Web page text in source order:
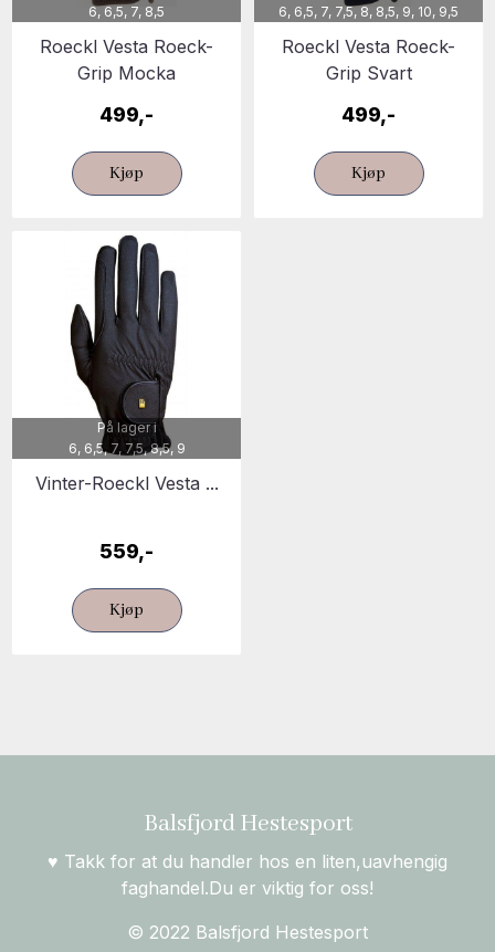
6, 6,5, 7, 8,5
Roeckl Vesta Roeck-
Grip Mocka
499,-
Kjøp
6, 6,5, 7, 7,5, 8, 8,5, 9, 10, 9,5
Roeckl Vesta Roeck-
Grip Svart
499,-
Kjøp
På lager i
6, 6,5, 7, 7,5, 8,5, 9
Vinter-Roeckl Vesta ...
559,-
Kjøp
Balsfjord Hestesport
♥ Takk for at du handler hos en liten,uavhengig
faghandel.Du er viktig for oss!
© 2022 Balsfjord Hestesport